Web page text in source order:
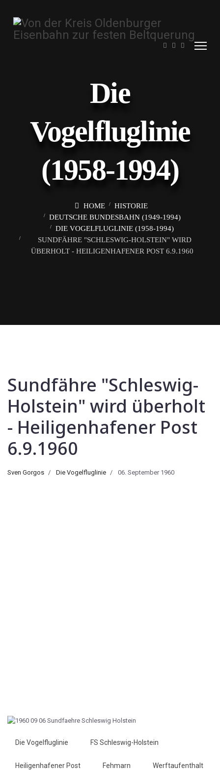
Die
Vogelfluglinie
(1958-1994)
HOME
HISTORIE
DEUTSCHE BUNDESBAHN (1949-1994)
DIE VOGELFLUGLINIE (1958-1994)
SUNDFÄHRE "SCHLESWIG-HOLSTEIN" WIRD
ÜBERHOLT - HEILIGENHAFENER POST 6.9.1960
Sundfähre "Schleswig-
Holstein" wird überholt
- Heiligenhafener Post
6.9.1960
Sven Gorgos Die Vogelfluglinie 06. September 1960
Die Vogelfluglinie FS Schleswig-Holstein
Heiligenhafener Post Fehmarn Werftaufenthalt